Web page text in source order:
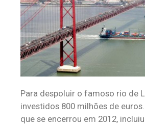
Para despoluir o famoso rio de
investidos 800 milhões de
que se encerrou em 2012,